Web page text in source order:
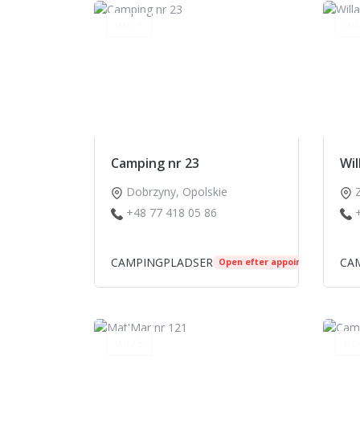
Camping nr 23
Dobrzyny, Opolskie
+48 77 418 05 86
CAMPINGPLADSER Open efter appointment